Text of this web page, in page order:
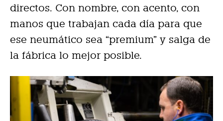
directos. Con nombre, con acento, con
manos que trabajan cada día para que
ese neumático sea “premium” y salga de
la fábrica lo mejor posible.